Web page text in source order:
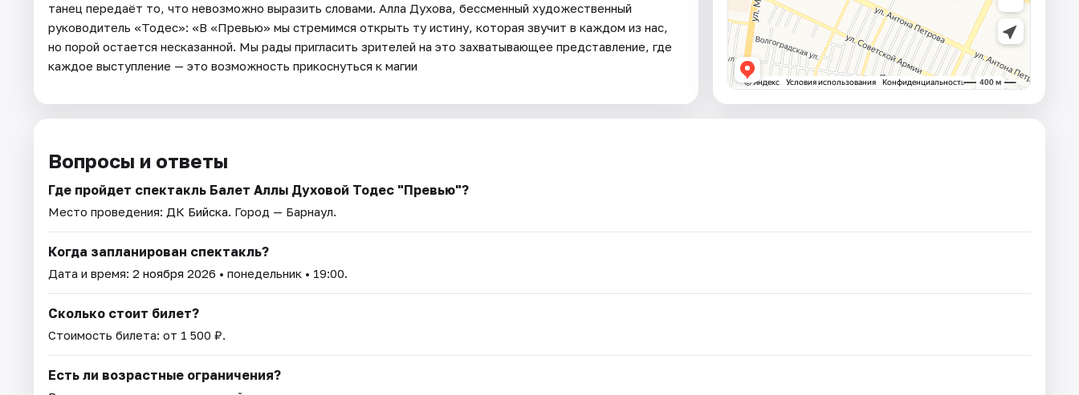
танец передаёт то, что невозможно выразить словами. Алла Духова, бессменный художественный
руководитель «Тодес»: «В «Превью» мы стремимся открыть ту истину, которая звучит в каждом из нас,
но порой остается несказанной. Мы рады пригласить зрителей на это захватывающее представление, где
каждое выступление — это возможность прикоснуться к магии
Вопросы и ответы
Где пройдет спектакль Балет Аллы Духовой Тодес "Превью"?
Место проведения: ДК Бийска. Город — Барнаул.
Когда запланирован спектакль?
Дата и время: 2 ноября 2026 • понедельник • 19:00.
Сколько стоит билет?
Стоимость билета: от 1 500 ₽.
Есть ли возрастные ограничения?